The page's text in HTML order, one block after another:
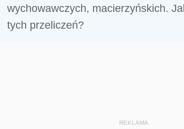
wychowawczych, macierzyńskich.
tych przeliczeń?
REKLAMA